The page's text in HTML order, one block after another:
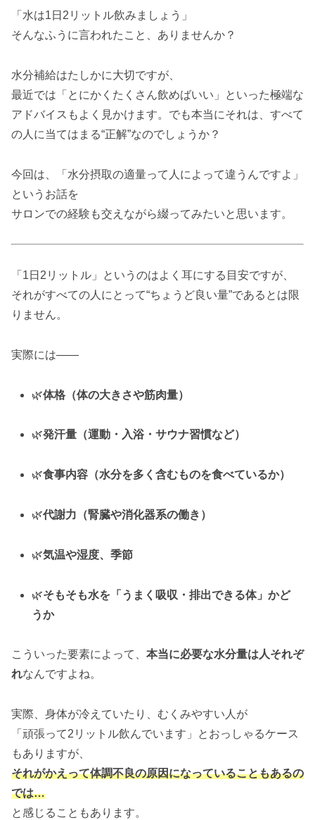
「水は1日2リットル飲みましょう」
そんなふうに言われたこと、ありませんか？
水分補給はたしかに大切ですが、
最近では「とにかくたくさん飲めばいい」といった極端な
アドバイスもよく見かけます。でも本当にそれは、すべて
の人に当てはまる“正解”なのでしょうか？
今回は、「水分摂取の適量って人によって違うんですよ」
というお話を
サロンでの経験も交えながら綴ってみたいと思います。
「1日2リットル」というのはよく耳にする目安ですが、
それがすべての人にとって“ちょうど良い量”であるとは限
りません。
実際には――
🌿体格（体の大きさや筋肉量）
🌿発汗量（運動・入浴・サウナ習慣など）
🌿食事内容（水分を多く含むものを食べているか）
🌿代謝力（腎臓や消化器系の働き）
🌿気温や湿度、季節
🌿そもそも水を「うまく吸収・排出できる体」かど
うか
こういった要素によって、 本当に必要な水分量は人それぞ
れなんですよね。
実際、身体が冷えていたり、むくみやすい人が
「頑張って2リットル飲んでいます」とおっしゃるケース
もありますが、
それがかえって体調不良の原因になっていることもあるの
では…
と感じることもあります。